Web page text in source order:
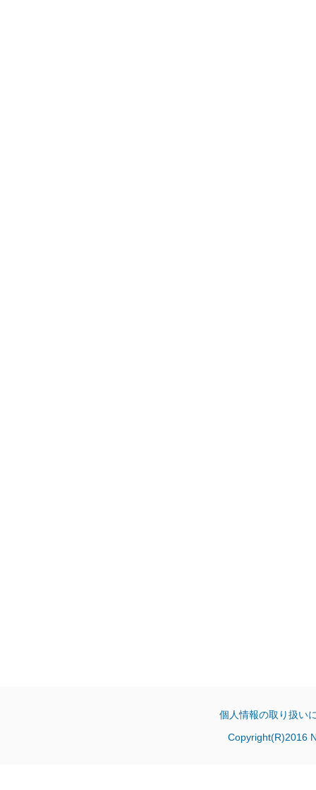
個人情報の取り扱い
Copyright(R)2016